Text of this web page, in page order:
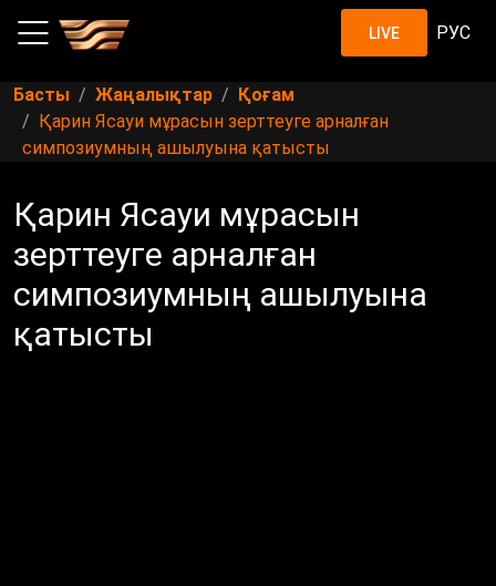
LIVE РУС
Басты Жаңалықтар
Қоғам
Қарин Ясауи мұрасын зерттеуге арналған
симпозиумның ашылуына қатысты
Қарин Ясауи мұрасын
зерттеуге арналған
симпозиумның ашылуына
қатысты